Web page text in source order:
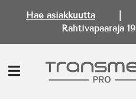
Hae asiakkuutta
Rahtivapaaraja